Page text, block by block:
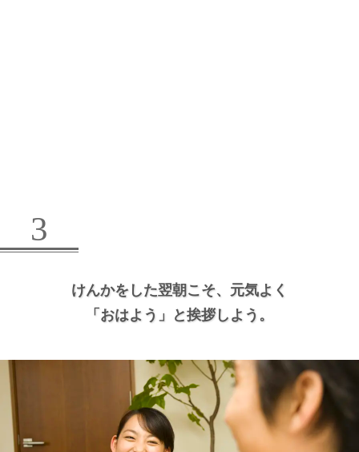
3
けんかをした翌朝こそ、 元気よく
「おはよう」と挨拶しよう。